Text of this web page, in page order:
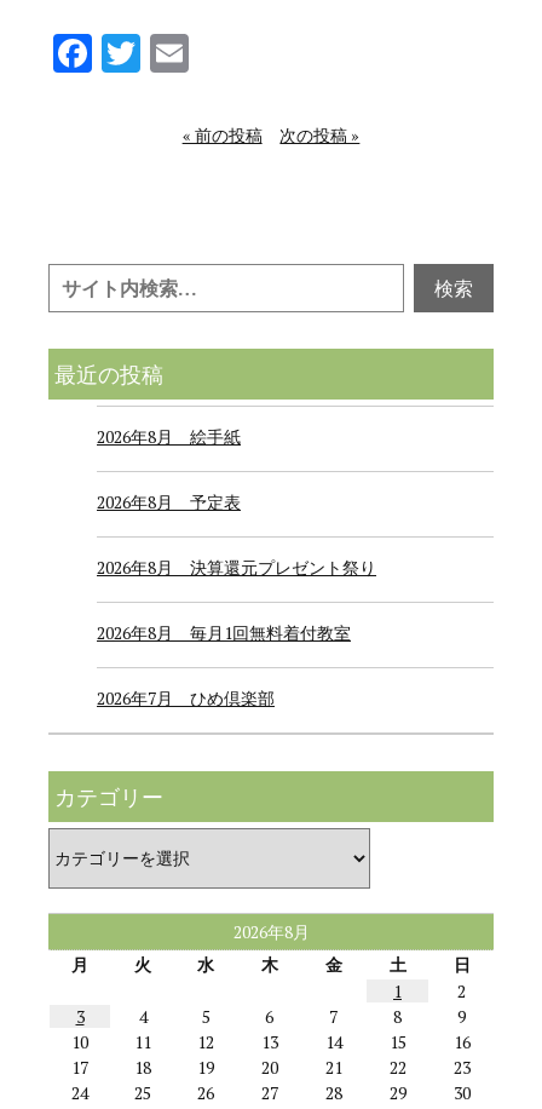
Facebook
Twitter
« 前の投稿 次の投稿 »
最近の投稿
2026年8月 絵手紙
2026年8月 予定表
2026年8月 決算還元プレゼント祭り
2026年8月 毎月1回無料着付教室
2026年7月 ひめ倶楽部
カテゴリー
テ
ゴ
リ
2026年8月
月
火 水 木 金 土
日
1
2
3
4 5 6 7 8
9
10
11 12 13 14 15
16
17
18 19 20 21 22
23
24
25 26 27 28 29
30